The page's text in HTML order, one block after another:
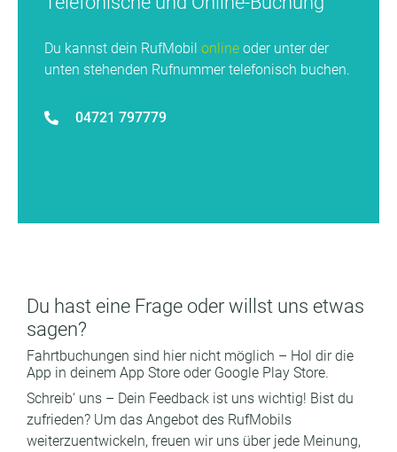
Du kannst dein RufMobil online oder unter der
unten stehenden Rufnummer telefonisch buchen.
04721 797779
Du hast eine Frage oder willst uns etwas
sagen?
Fahrtbuchungen sind hier nicht möglich – Hol dir die
App in deinem App Store oder Google Play Store.
Schreib‘ uns – Dein Feedback ist uns wichtig! Bist du
zufrieden? Um das Angebot des RufMobils
weiterzuentwickeln, freuen wir uns über jede Meinung,